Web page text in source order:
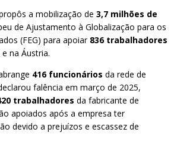
a mobilização de 3,7 milhões de
de Ajustamento à Globalização para os
(FEG) para apoiar 836 trabalhadores
na Áustria.
416 funcionários da rede de
falência em março de 2025,
trabalhadores da fabricante de
apoiados após a empresa ter
devido a prejuízos e escassez de